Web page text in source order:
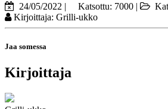
24/05/2022 | Katsottu: 7000 |
Kirjoittaja: Grilli-ukko
Jaa somessa
Kirjoittaja